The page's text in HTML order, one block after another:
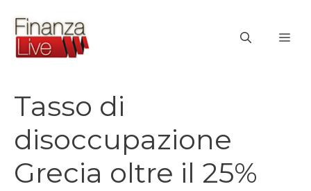
contenuto
Tasso di
disoccupazione
Grecia oltre il 25%